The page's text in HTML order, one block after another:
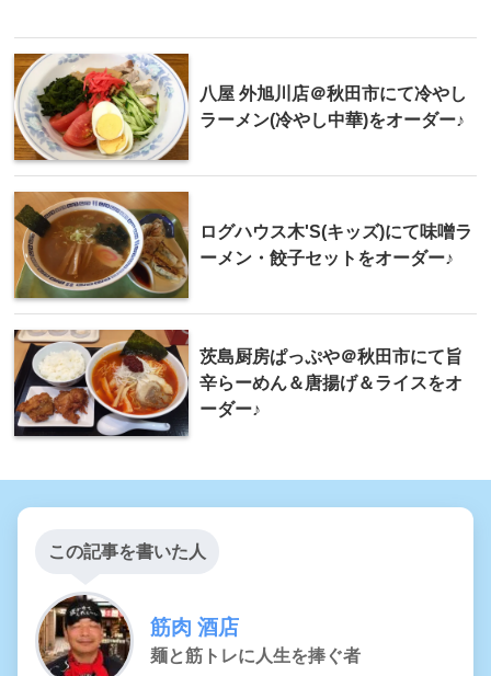
八屋 外旭川店＠秋田市にて冷やし
ラーメン(冷やし中華)をオーダー♪
ログハウス木'S(キッズ)にて味噌ラ
ーメン・餃子セットをオーダー♪
茨島厨房ぱっぷや＠秋田市にて旨
辛らーめん＆唐揚げ＆ライスをオ
ーダー♪
この記事を書いた人
筋肉 酒店
麺と筋トレに人生を捧ぐ者